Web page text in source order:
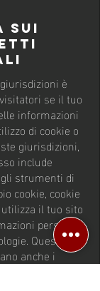
sui
è
se il tuo
informazioni
di cookie o
giurisdizioni,
include
strumenti di
cookie, cookie
il tuo sito
personali
Queste
anche i
cui il sito web